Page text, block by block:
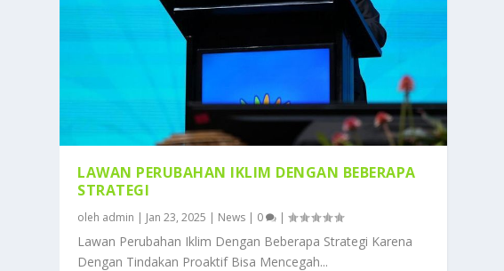
LAWAN PERUBAHAN IKLIM DENGAN BEBERAPA
STRATEGI
oleh admin | Jan 23, 2025 | News | 0 |
Lawan Perubahan Iklim Dengan Beberapa Strategi Karena
Dengan Tindakan Proaktif Bisa Mencegah...